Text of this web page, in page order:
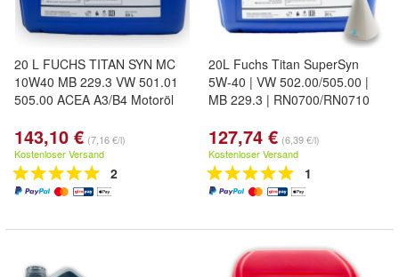
20 L FUCHS TITAN SYN MC
10W40 MB 229.3 VW 501.01
505.00 ACEA A3/B4 Motoröl
143,10 € (7,16 €/l)
Kostenloser Versand
2
20L Fuchs Titan SuperSyn
5W-40 | VW 502.00/505.00 |
MB 229.3 | RN0700/RN0710
127,74 € (6,39 €/l)
Kostenloser Versand
1